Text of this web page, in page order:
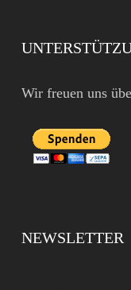
Wir freuen uns
NEWSLETTER